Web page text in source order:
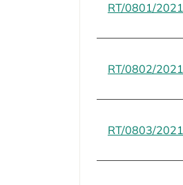
RT/0801/2021
RT/0802/2021
RT/0803/2021